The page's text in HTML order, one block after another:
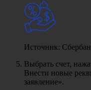
Источник:
Выбрать счет,
Внести новые
заявление».